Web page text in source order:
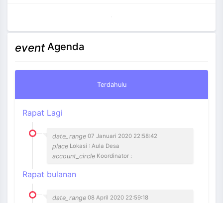
eventAgenda
Terdahulu
Rapat Lagi
date_range 07 Januari 2020 22:58:42
place Lokasi : Aula Desa
account_circle Koordinator :
Rapat bulanan
date_range 08 April 2020 22:59:18